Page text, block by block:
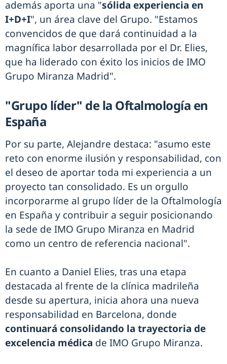
además aporta una "sólida experiencia en
I+D+I", un área clave del Grupo. "Estamos
convencidos de que dará continuidad a la
magnífica labor desarrollada por el Dr. Elies,
que ha liderado con éxito los inicios de IMO
Grupo Miranza Madrid".
"Grupo líder" de la Oftalmología en
España
Por su parte, Alejandre destaca: "asumo este
reto con enorme ilusión y responsabilidad, con
el deseo de aportar toda mi experiencia a un
proyecto tan consolidado. Es un orgullo
incorporarme al grupo líder de la Oftalmología
en España y contribuir a seguir posicionando
la sede de IMO Grupo Miranza en Madrid
como un centro de referencia nacional".
En cuanto a Daniel Elies, tras una etapa
destacada al frente de la clínica madrileña
desde su apertura, inicia ahora una nueva
responsabilidad en Barcelona, donde
continuará consolidando la trayectoria de
excelencia médica de IMO Grupo Miranza.